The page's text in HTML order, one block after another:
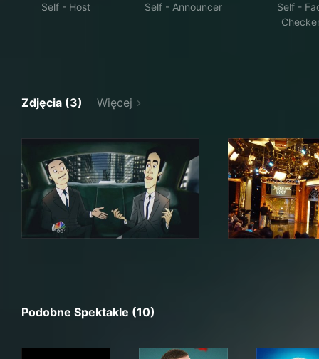
Self - Host
Self - Announcer
Self -
Zdjęcia (3) Więcej
Podobne Spektakle (10)